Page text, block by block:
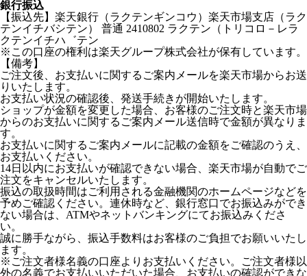
銀行振込
【振込先】楽天銀行（ラクテンギンコウ）楽天市場支店（ラク
テンイチバシテン） 普通 2410802 ラクテン（トリコロ－レラ
クテンイチハ゛テン
※この口座の権利は楽天グループ株式会社が保有しています。
【備考】
ご注文後、お支払いに関するご案内メールを楽天市場からお送
りいたします。
お支払い状況の確認後、発送手続きが開始いたします。
ショップが金額を変更した場合、お客様のご注文時と楽天市場
からのお支払いに関するご案内メール送信時で金額が異なりま
す。
お支払いに関するご案内メールに記載の金額をご確認のうえ、
お支払いください。
14日以内にお支払いが確認できない場合、楽天市場が自動でご
注文をキャンセルいたします。
振込の取扱時間はご利用される金融機関のホームページなどを
予めご確認ください。連休時など、銀行窓口でお振込みができ
ない場合は、ATMやネットバンキングにてお振込みくださ
い。
誠に勝手ながら、振込手数料はお客様のご負担でお願いいたし
ます。
※ご注文者様名義の口座よりお支払いください。ご注文者様以
外の名義でお支払いいただいた場合、お支払いの確認ができな